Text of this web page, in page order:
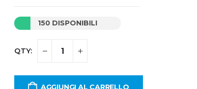
150 DISPONIBILI
AGGIUNGI AL CARRELLO